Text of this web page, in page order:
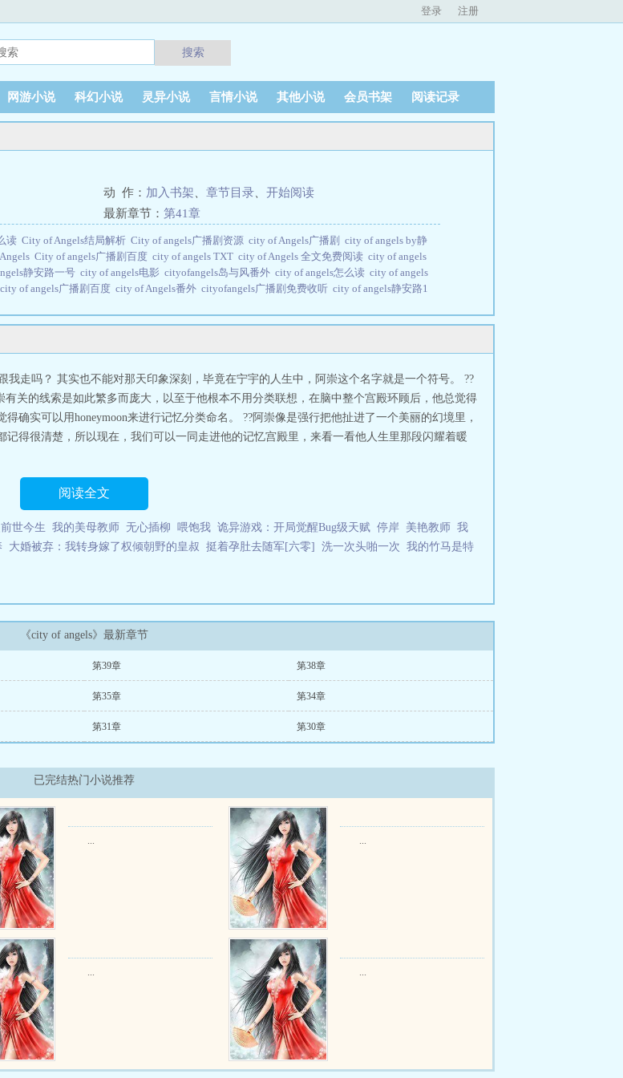
登录 注册
搜索
网游小说 科幻小说 灵异小说 言情小说 其他小说 会员书架 阅读记录
动 作： 加入书架 章节目录
开始阅读
最新章节： 第41章
读 City of Angels结局解析 City of angels广播剧资源 city of Angels广播剧 city of angels by静
City of angels广播剧百度 city of angels TXT city of Angels 全文免费阅读 city of angels
静安路一号 city of angels电影 cityofangels岛与风番外 city of angels怎么读 city of angels
city of angels广播剧百度 city of Angels番外 cityofangels广播剧免费收听 city of angels静安路1
什么city of angels静安路1号TXT百度city of angels完整版city of Angels 翻译city of angels歌
追。阿崇×宁宇浪子（极其会撩）×直球老实人*双视角原名《天使城》浪子≠渣总体基调应该
城”不仅指洛杉矶，也是曼谷的别称.cityofangels
走吗？ 其实也不能对那天印象深刻，毕竟在宁宇的人生中，阿崇这个名字就是一个符号。 ??
关的线索是如此繁多而庞大，以至于他根本不用分类联想，在脑中整个宫殿环顾后，他总觉得
确实可以用honeymoon来进行记忆分类命名。 ??阿崇像是强行把他扯进了一个美丽的幻境里，
得很清楚，所以现在，我们可以一同走进他的记忆宫殿里，来看一看他人生里那段闪耀着暖
阅读全文
世今生 我的美母教师 无心插柳 喂饱我 诡异游戏：开局觉醒Bug级天赋 停岸 美艳教师 我
大婚被弃：我转身嫁了权倾朝野的皇叔 挺着孕肚去随军[六零] 洗一次头啪一次 我的竹马是特
《city of angels》最新章节
第39章 第38章
第35章 第34章
第31章 第30章
已完结热门小说推荐
... ...
... ...